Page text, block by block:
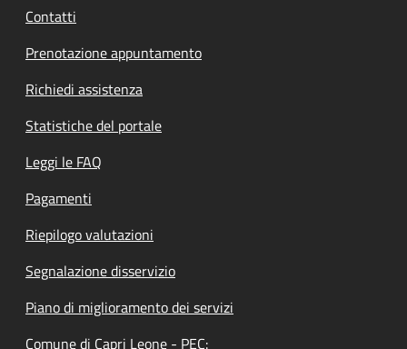
Contatti
Prenotazione appuntamento
Richiedi assistenza
Statistiche del portale
Leggi le FAQ
Pagamenti
Riepilogo valutazioni
Segnalazione disservizio
Piano di miglioramento dei servizi
Comune di Capri Leone - PEC: